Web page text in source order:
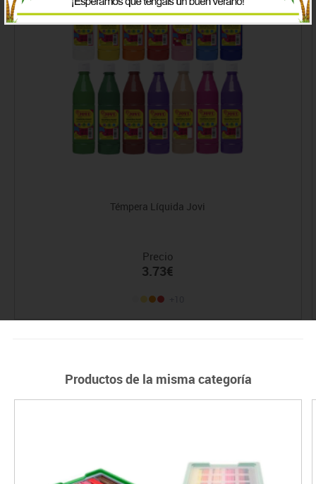
Témpera Líquida Jovi
Precio
3.73€
Productos de la misma categoría